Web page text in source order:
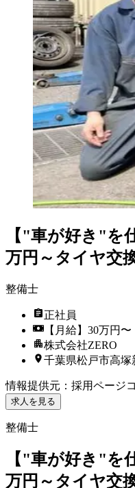
【"車が好き"を
万円～タイヤ交
整備士
正社員
【月給】30万円〜
株式会社ZERO
千葉県松戸市高塚
情報提供元 ： 採用ページ
求人を見る
整備士
【"車が好き"を
万円～タイヤ交